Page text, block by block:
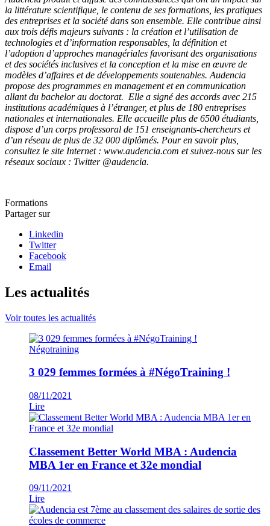
la littérature scientifique, le contenu de ses formations, les pratiques
des entreprises et la société dans son ensemble. Elle contribue ainsi
aux trois défis majeurs suivants : la création et l’utilisation de
technologies et d’information responsables, la définition et
l’adoption d’approches managériales favorisant des organisations
et des sociétés inclusives et la conception et la mise en œuvre de
modèles d’affaires et de développements soutenables. Audencia
propose des programmes en management et en communication
allant du bachelor au doctorat. Elle a signé des accords avec 215
institutions académiques à l’étranger, et plus de 180 entreprises
nationales et internationales. Elle accueille plus de 6500 étudiants,
dispose d’un corps professoral de 151 enseignants-chercheurs et
d’un réseau de plus de 32 000 diplômés. Pour en savoir plus,
consultez le site Internet : www.audencia.com et suivez-nous sur les
réseaux sociaux : Twitter @audencia.
Formations
Partager sur
Linkedin
Twitter
Facebook
Email
Les actualités
Voir toutes les actualités
Négotraining
3 029 femmes formées à #NégoTraining !
08/11/2021
Lire
Classement Better World MBA : Audencia
MBA 1er en France et 32e mondial
09/11/2021
Lire